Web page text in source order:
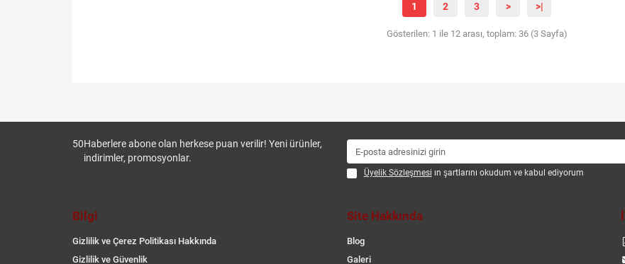
1 2 3 > >|
Gösterilen: 1 ile 12 arası, toplam: 36 (3 Sayfa)
50Haberlere abone olan herkese puan verilir! Yeni ürünler,
indirimler, promosyonlar.
Üyelik Sözleşmesi ın şartlarını okudum ve kabul ediyorum
Bilgi
Gizlilik ve Çerez Politikası Hakkında
Gizlilik ve Güvenlik
Site Hakkında
Blog
Galeri